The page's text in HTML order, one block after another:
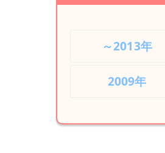
～2013年
2009年